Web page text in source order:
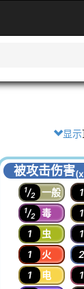
显示
被攻击伤害
1/2 一般 1
1/2 毒 1
1
虫 1
1
火 2
1
电 1